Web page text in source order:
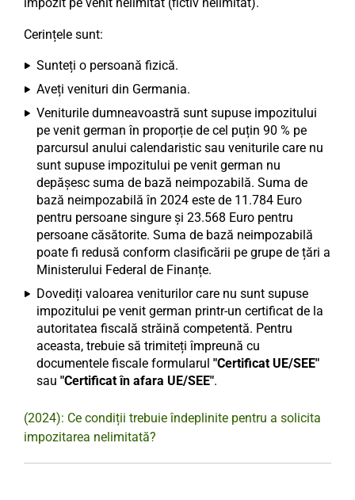
Cerințele sunt:
Sunteți o persoană fizică.
Aveți venituri din Germania.
Veniturile dumneavoastră sunt supuse impozitului
pe venit german în proporție de cel puțin 90 % pe
parcursul anului calendaristic sau veniturile care nu
sunt supuse impozitului pe venit german nu
depășesc suma de bază neimpozabilă. Suma de
bază neimpozabilă în 2024 este de 11.784 Euro
pentru persoane singure și 23.568 Euro pentru
persoane căsătorite. Suma de bază neimpozabilă
poate fi redusă conform clasificării pe grupe de țări a
Ministerului Federal de Finanțe.
Dovediți valoarea veniturilor care nu sunt supuse
impozitului pe venit german printr-un certificat de la
autoritatea fiscală străină competentă. Pentru
aceasta, trebuie să trimiteți împreună cu
documentele fiscale formularul "Certificat UE/SEE"
sau "Certificat în afara UE/SEE".
(2024): Ce condiții trebuie îndeplinite pentru a solicita
impozitarea nelimitată?